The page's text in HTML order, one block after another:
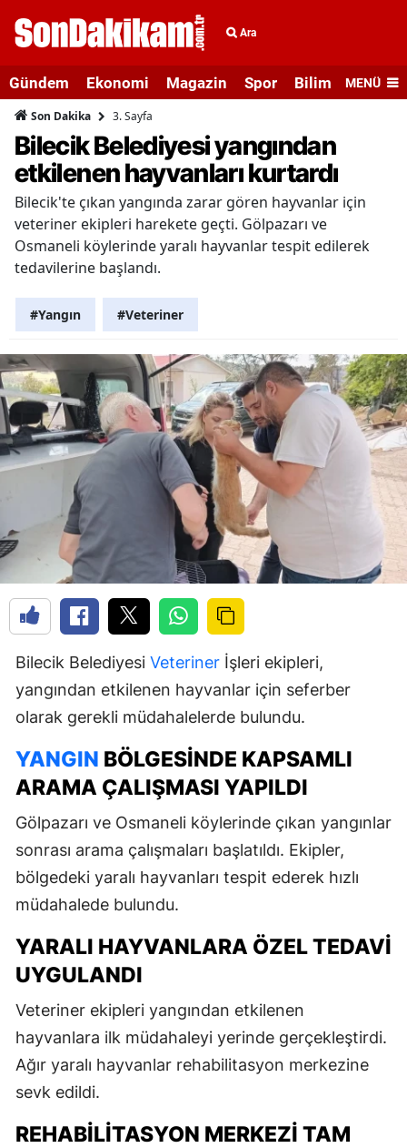
Ara
Gündem Ekonomi Magazin Spor Bilim veMENÜ
Son Dakika 3. Sayfa
Bilecik Belediyesi yangından
etkilenen hayvanları kurtardı
Bilecik'te çıkan yangında zarar gören hayvanlar için
veteriner ekipleri harekete geçti. Gölpazarı ve
Osmaneli köylerinde yaralı hayvanlar tespit edilerek
tedavilerine başlandı.
#Yangın #Veteriner
Bilecik Belediyesi Veteriner İşleri ekipleri,
yangından etkilenen hayvanlar için seferber
olarak gerekli müdahalelerde bulundu.
YANGIN BÖLGESINDE KAPSAMLI
ARAMA ÇALIŞMASI YAPILDI
Gölpazarı ve Osmaneli köylerinde çıkan yangınlar
sonrası arama çalışmaları başlatıldı. Ekipler,
bölgedeki yaralı hayvanları tespit ederek hızlı
müdahalede bulundu.
YARALI HAYVANLARA ÖZEL TEDAVI
UYGULANDI
Veteriner ekipleri yangından etkilenen
hayvanlara ilk müdahaleyi yerinde gerçekleştirdi.
Ağır yaralı hayvanlar rehabilitasyon merkezine
sevk edildi.
REHABILITASYON MERKEZI TAM